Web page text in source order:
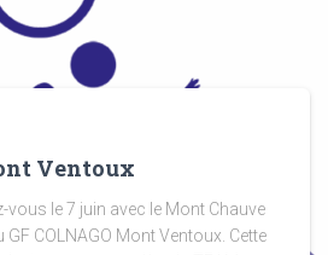
Ventoux
vous le 7 juin avec le Mont Chauve
GF COLNAGO Mont Ventoux. Cette